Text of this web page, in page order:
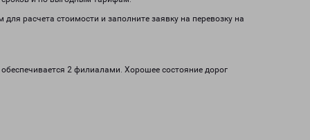
расчета стоимости и заполните заявку на перевозку на
2 филиалами. Хорошее состояние дорог